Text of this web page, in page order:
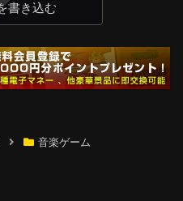
書き込む
音楽ゲーム